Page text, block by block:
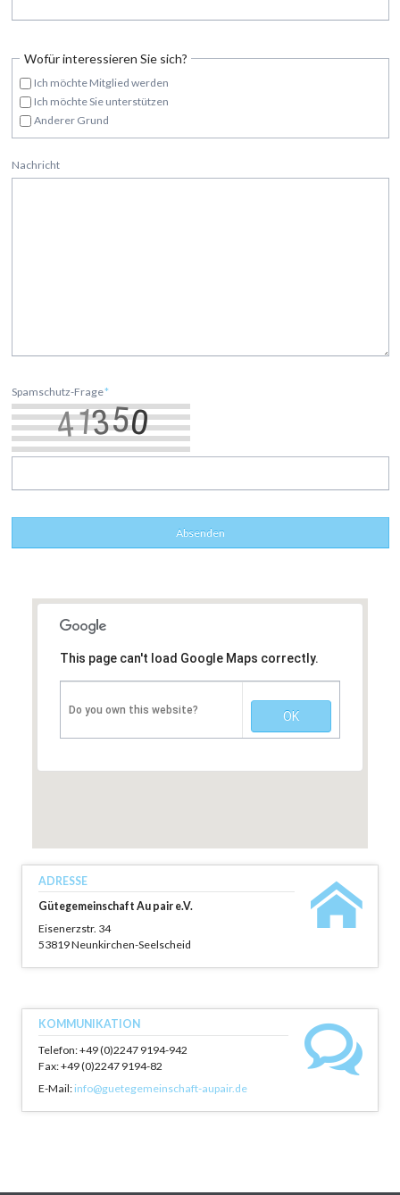
Wofür interessieren Sie sich?
Ich möchte Mitglied werden
Ich möchte Sie unterstützen
Anderer Grund
Nachricht
Spamschutz-Frage*
Absenden
This page can't load Google Maps correctly.
Do you own this website? OK
ADRESSE
Gütegemeinschaft Au pair e.V.
Eisenerzstr. 34
53819 Neunkirchen-Seelscheid
KOMMUNIKATION
Telefon: +49 (0)2247 9194-942
Fax: +49 (0)2247 9194-82
E-Mail: info@guetegemeinschaft-aupair.de